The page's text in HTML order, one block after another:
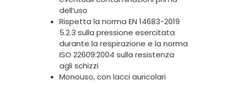
dell’uso
Rispetta la norma EN 14683-2019
5.2.3 sulla pressione esercitata
durante la respirazione e la norma
ISO 22609:2004 sulla resistenza
agli schizzi
Monouso, con lacci auricolari